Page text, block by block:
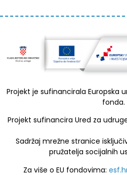
Projekt je sufinancirala Europska
fonda.
Projekt sufinancira Ured za
Sadržaj mrežne stranice
pružatelja socijalnih
Za više o EU fondovima: